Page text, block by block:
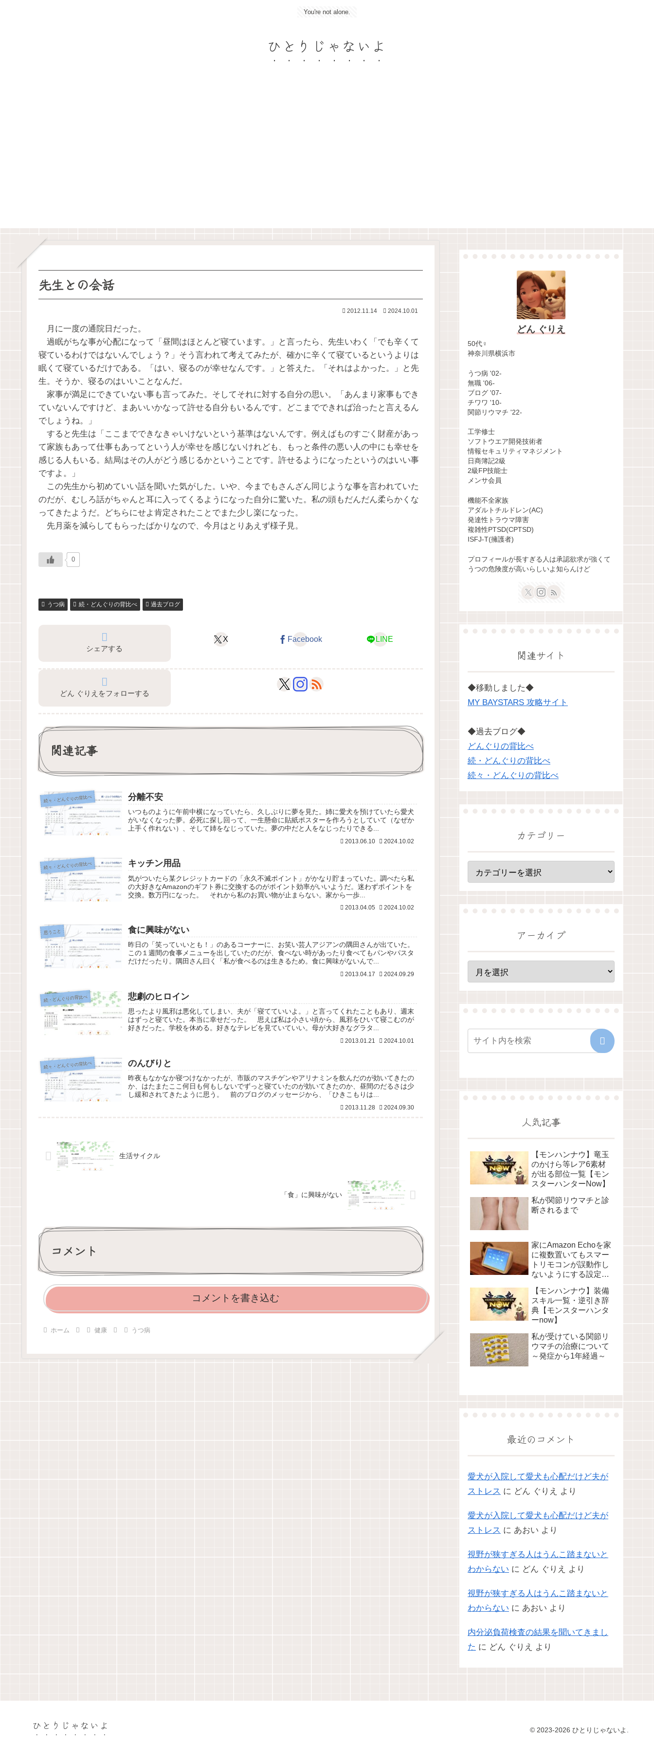
You're not alone.
ひとりじゃないよ
先生との会話
2012.11.14 2024.10.01
月に一度の通院日だった。
過眠がちな事が心配になって「昼間はほとんど寝ています。」と言ったら、先生いわく「でも辛くて
寝ているわけではないんでしょう？」そう言われて考えてみたが、確かに辛くて寝ているというよりは
眠くて寝ているだけである。「はい、寝るのが幸せなんです。」と答えた。「それはよかった。」と先
生。そうか、寝るのはいいことなんだ。
家事が満足にできていない事も言ってみた。そしてそれに対する自分の思い。「あんまり家事もでき
ていないんですけど、まあいいかなって許せる自分もいるんです。どこまでできれば治ったと言えるん
でしょうね。」
すると先生は「ここまでできなきゃいけないという基準はないんです。例えばものすごく財産があっ
て家族もあって仕事もあってという人が幸せを感じないけれども、もっと条件の悪い人の中にも幸せを
感じる人もいる。結局はその人がどう感じるかということです。許せるようになったというのはいい事
ですよ。」
この先生から初めていい話を聞いた気がした。いや、今までもさんざん同じような事を言われていた
のだが、むしろ話がちゃんと耳に入ってくるようになった自分に驚いた。私の頭もだんだん柔らかくな
ってきたようだ。どちらにせよ肯定されたことでまた少し楽になった。
先月薬を減らしてもらったばかりなので、今月はとりあえず様子見。
0
うつ病 続・どんぐりの背比べ 過去ブログ
シェアする
X Facebook LINE
どん ぐりえをフォローする
関連記事
続々・どんぐりの背比べ 分離不安
いつものように午前中横になっていたら、久しぶりに夢を見た。姉に愛犬を預けていたら愛犬
がいなくなった夢。必死に探し回って、一生懸命に貼紙ポスターを作ろうとしていて（なぜか
上手く作れない）、そして姉をなじっていた。夢の中だと人をなじったりできる...
2013.06.10 2024.10.02
続々・どんぐりの背比べ キッチン用品
気がついたら某クレジットカードの「永久不滅ポイント」がかなり貯まっていた。調べたら私
の大好きなAmazonのギフト券に交換するのがポイント効率がいいようだ。迷わずポイントを
交換。数万円になった。 それから私のお買い物が止まらない。家から一歩...
2013.04.05 2024.10.02
思うこと 食に興味がない
昨日の「笑っていいとも！」のあるコーナーに、お笑い芸人アジアンの隅田さんが出ていた。
この１週間の食事メニューを出していたのだが、食べない時があったり食べてもパンやパスタ
だけだったり。隅田さん曰く「私が食べるのは生きるため。食に興味がないんで...
2013.04.17 2024.09.29
続・どんぐりの背比べ 悲劇のヒロイン
思ったより風邪は悪化してしまい、夫が「寝てていいよ。」と言ってくれたこともあり、週末
はずっと寝ていた。本当に幸せだった。 思えば私は小さい頃から、風邪をひいて寝こむのが
好きだった。学校を休める。好きなテレビを見ていていい。母が大好きなグラタ...
2013.01.21 2024.10.01
続々・どんぐりの背比べ のんびりと
昨夜もなかなか寝つけなかったが、市販のマスチゲンやアリナミンを飲んだのが効いてきたの
か、はたまたここ何日も何もしないでずっと寝ていたのが効いてきたのか、昼間のだるさは少
し緩和されてきたように思う。 前のブログのメッセージから、「ひきこもりは...
2013.11.28 2024.09.30
生活サイクル
「食」に興味がない
コメント
コメントを書き込む
ホーム 健康 うつ病
どん ぐりえ
50代♀
神奈川県横浜市
うつ病 '02-
無職 '06-
ブログ '07-
チワワ '10-
関節リウマチ '22-
工学修士
ソフトウエア開発技術者
情報セキュリティマネジメント
日商簿記2級
2級FP技能士
メンサ会員
機能不全家族
アダルトチルドレン(AC)
発達性トラウマ障害
複雑性PTSD(CPTSD)
ISFJ-T(擁護者)
プロフィールが長すぎる人は承認欲求が強くて
うつの危険度が高いらしいよ知らんけど
関連サイト
◆移動しました◆
MY BAYSTARS 攻略サイト
◆過去ブログ◆
どんぐりの背比べ
続・どんぐりの背比べ
続々・どんぐりの背比べ
カテゴリー
アーカイブ
人気記事
【モンハンナウ】竜玉
のかけら等レア6素材
が出る部位一覧【モン
スターハンターNow】
私が関節リウマチと診
断されるまで
家にAmazon Echoを家
に複数置いてもスマー
トリモコンが誤動作し
ないようにする設定に
【モンハンナウ】装備
スキル一覧・逆引き辞
典【モンスターハンタ
ーnow】
私が受けている関節リ
ウマチの治療について
～発症から1年経過～
最近のコメント
愛犬が入院して愛犬も心配だけど夫が
ストレス に どん ぐりえ より
愛犬が入院して愛犬も心配だけど夫が
ストレス に あおい より
視野が狭すぎる人はうんこ踏まないと
わからない に どん ぐりえ より
視野が狭すぎる人はうんこ踏まないと
わからない に あおい より
内分泌負荷検査の結果を聞いてきまし
た に どん ぐりえ より
ひとりじゃないよ © 2023-2026 ひとりじゃないよ.